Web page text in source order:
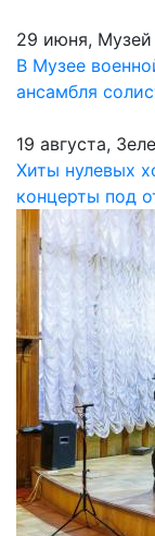
29 июня,
В Музее
ансамбля
19 августа,
Хиты нулевых
концерты под